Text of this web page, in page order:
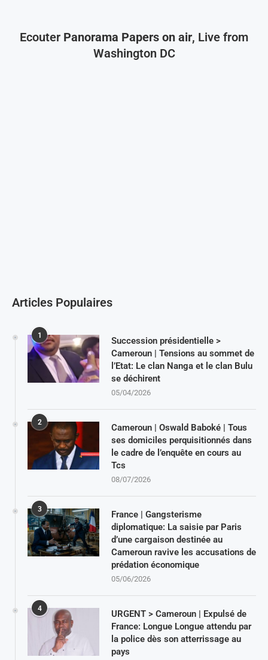
Ecouter Panorama Papers on air, Live from
Washington DC
Articles Populaires
1
Succession présidentielle >
Cameroun | Tensions au sommet de
l’Etat: Le clan Nanga et le clan Bulu
se déchirent
05/04/2026
2
Cameroun | Oswald Baboké | Tous
ses domiciles perquisitionnés dans
le cadre de l’enquête en cours au
Tcs
08/07/2026
3
France | Gangsterisme
diplomatique: La saisie par Paris
d’une cargaison destinée au
Cameroun ravive les accusations de
prédation économique
05/06/2026
4
URGENT > Cameroun | Expulsé de
France: Longue Longue attendu par
la police dès son atterrissage au
pays